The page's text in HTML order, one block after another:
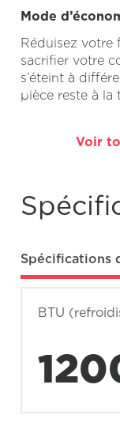
Mode
Réduisez votre
sacrifier votre
s’éteint à
pièce reste à la
Voir
Spécifications
BTU